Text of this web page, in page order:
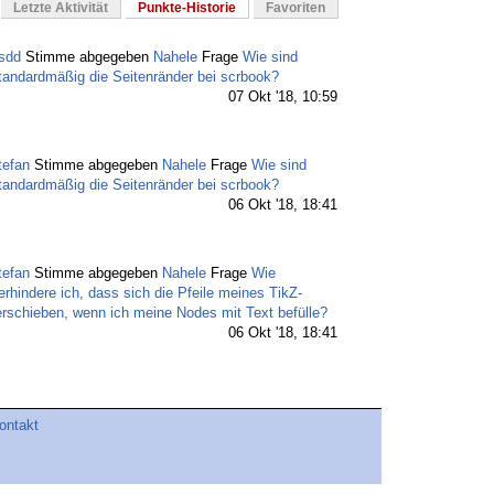
Letzte Aktivität Punkte-Historie Favoriten
Stimme abgegeben Nahele Frage Wie sind
die Seitenränder bei scrbook?
07 Okt '18, 10:59
Stimme abgegeben Nahele Frage Wie sind
die Seitenränder bei scrbook?
06 Okt '18, 18:41
Stimme abgegeben Nahele Frage Wie
ich, dass sich die Pfeile meines TikZ-
wenn ich meine Nodes mit Text befülle?
06 Okt '18, 18:41
ich, dass sich die Pfeile meines TikZ-